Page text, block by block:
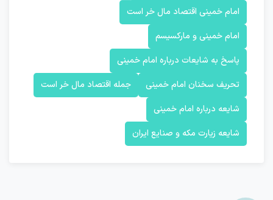
امام خمینی اقتصاد مال خر است
امام خمینی و مارکسیسم
پاسخ به شایعات درباره امام خمینی
تحریف سخنان امام خمینی
جمله اقتصاد مال خر است
شایعه درباره امام خمینی
شایعه زیارت مکه و صنایع ایران